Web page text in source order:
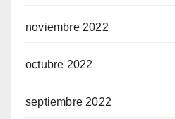
noviembre 2022
octubre 2022
septiembre 2022